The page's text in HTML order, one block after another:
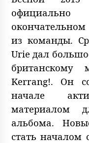
из команды.
Urie дал
британскому
Kerrang!. Он
начале
материалом
альбома.
стать началом